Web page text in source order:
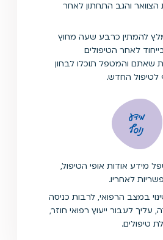
והגב התחתון לאחר
להמתין כרבע שעה מחוץ
לאחר הטיפולים
שאתם והמטפל תוכלו לבחון
לטיפול החדש.
מידע
נוסף
מידע אודות אופי הטיפול,
לאחריו.
במצב הרפואי, לרבות כניסה
עליך לעבור ייעוץ רפואי חוזר,
טיפולים.